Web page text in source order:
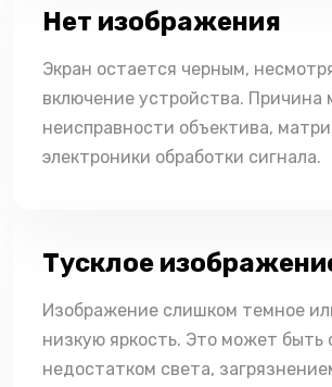
Нет изображения
Экран остается черным,
включение устройства. Причина
неисправности объектива,
электроники обработки сигнала.
Тусклое
Изображение слишком темное
низкую яркость. Это может быть
недостатком света,